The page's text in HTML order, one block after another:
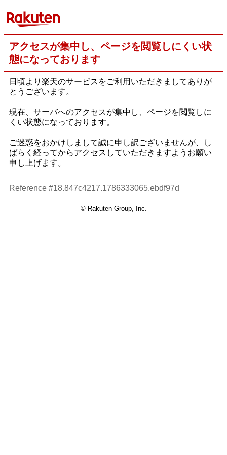
アクセスが集中し、ページを閲覧しにくい状
態になっております
日頃より楽天のサービスをご利用いただきましてありが
とうございます。
現在、サーバへのアクセスが集中し、ページを閲覧しに
くい状態になっております。
ご迷惑をおかけしまして誠に申し訳ございませんが、し
ばらく経ってからアクセスしていただきますようお願い
申し上げます。
Reference #18.847c4217.1786333065.ebdf97d
© Rakuten Group, Inc.